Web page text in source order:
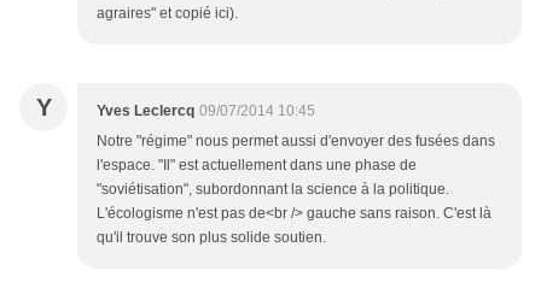
agraires" et copié ici).
Y Yves Leclercq 09/07/2014 10:45
Notre "régime" nous permet aussi d'envoyer des fusées dans
l'espace. "Il" est actuellement dans une phase de
"soviétisation", subordonnant la science à la politique.
L'écologisme n'est pas de<br /> gauche sans raison. C'est là
qu'il trouve son plus solide soutien.